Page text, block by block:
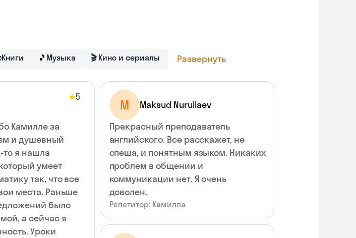
Книги 🎵 Музыка 🎬 Кино и сериалы Развернуть
★5
Камилле за
и душевный
то я нашла
умеет
так, что все
места. Раньше
было
а сейчас я
Уроки
M
Maksud Nurullaev
Прекрасный преподаватель
английского. Все расскажет, не
спеша, и понятным языком. Никаких
проблем в общении и
коммуникации нет. Я очень
доволен.
Репетитор: Камилла